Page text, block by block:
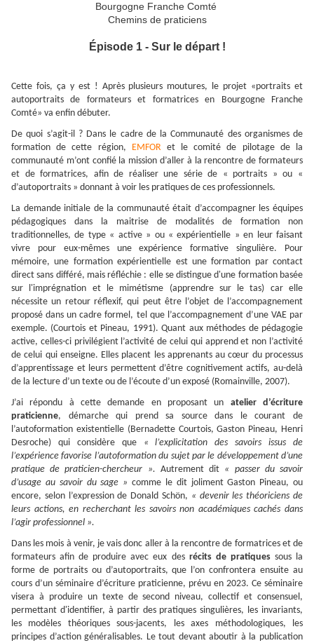
Bourgogne Franche Comté
Chemins de praticiens
Épisode 1 - Sur le départ !
Cette fois, ça y est ! Après plusieurs moutures, le projet «portraits et
autoportraits de formateurs et formatrices en Bourgogne Franche
Comté» va enfin débuter.
De quoi s’agit-il ? Dans le cadre de la Communauté des organismes de
formation de cette région,
EMFOR et le comité de pilotage de la
communauté m’ont confié la mission d’aller à la rencontre de formateurs
et de formatrices, afin de réaliser une série de « portraits » ou «
d’autoportraits » donnant à voir les pratiques de ces professionnels.
La demande initiale de la communauté était d’accompagner les équipes
pédagogiques dans la maitrise de modalités de formation non
traditionnelles, de type « active » ou « expérientielle » en leur faisant
vivre pour eux-mêmes une expérience formative singulière. Pour
mémoire, une formation expérientielle est une formation par contact
direct sans différé, mais réfléchie : elle se distingue d'une formation basée
sur l'imprégnation et le mimétisme (apprendre sur le tas) car elle
nécessite un retour réflexif, qui peut être l’objet de l’accompagnement
proposé dans un cadre formel, tel que l’accompagnement d’une VAE par
exemple. (Courtois et Pineau, 1991). Quant aux méthodes de pédagogie
active, celles-ci privilégient l’activité de celui qui apprend et non l’activité
de celui qui enseigne. Elles placent les apprenants au cœur du processus
d’apprentissage et leurs permettent d’être cognitivement actifs, au-delà
de la lecture d’un texte ou de l’écoute d’un exposé (Romainville, 2007).
J’ai répondu à cette demande en proposant un atelier d’écriture
praticienne, démarche qui prend sa source dans le courant de
l’autoformation existentielle (Bernadette Courtois, Gaston Pineau, Henri
Desroche) qui considère que « l’explicitation des savoirs issus de
l’expérience favorise l’autoformation du sujet par le développement d’une
pratique de praticien-chercheur ». Autrement dit « passer du savoir
d’usage au savoir du sage » comme le dit joliment Gaston Pineau, ou
encore, selon l’expression de Donald Schön, « devenir les théoriciens de
leurs actions, en recherchant les savoirs non académiques cachés dans
l’agir professionnel ».
Dans les mois à venir, je vais donc aller à la rencontre de formatrices et de
formateurs afin de produire avec eux des récits de pratiquessous la
forme de portraits ou d’autoportraits, que l’on confrontera ensuite au
cours d’un séminaire d’écriture praticienne, prévu en 2023. Ce séminaire
visera à produire un texte de second niveau, collectif et consensuel,
permettant d'identifier, à partir des pratiques singulières, les invariants,
les modèles théoriques sous-jacents, les axes méthodologiques, les
principes d’action généralisables. Le tout devant aboutir à la publication